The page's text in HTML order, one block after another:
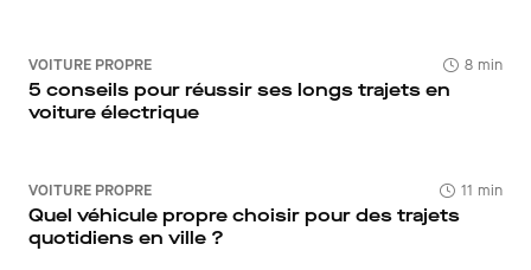
VOITURE PROPRE 8 min
5 conseils pour réussir ses longs trajets en
voiture électrique
VOITURE PROPRE 11 min
Quel véhicule propre choisir pour des trajets
quotidiens en ville ?